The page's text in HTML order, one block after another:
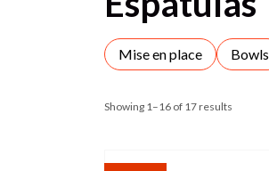
Mise en place Bowls
Showing 1–16 of 17 results